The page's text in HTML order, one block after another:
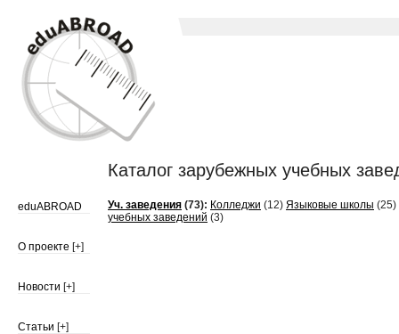
Каталог зарубежных учебных
eduABROAD
О проекте [+]
Новости [+]
Статьи [+]
Уч. заведения (73): Колледжи (12) Языковые школы (25)
учебных заведений (3)